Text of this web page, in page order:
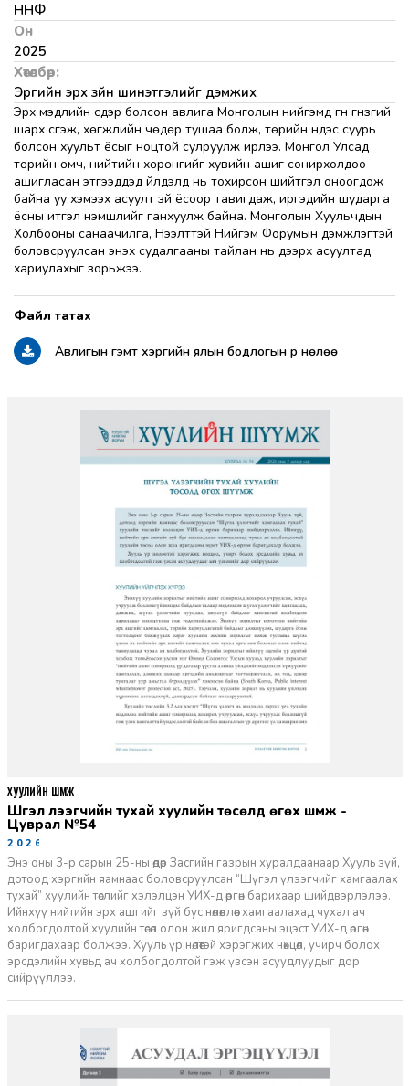
ННФ
Он
2025
Хөтөлбөр:
Эрүүгийн эрх зүйн шинэтгэлийг дэмжих
Эрх мэдлийн сүүдэр болсон авлига Монголын нийгэмд гүн гүнзгий
шарх үүсгэж, хөгжлийн чөдөр тушаа болж, төрийн үндэс суурь
болсон хуульт ёсыг ноцтой сулруулж ирлээ. Монгол Улсад
төрийн өмч, нийтийн хөрөнгийг хувийн ашиг сонирхолдоо
ашигласан этгээдүүдэд үйлдэлд нь тохирсон шийтгэл оноогдож
байна уу хэмээх асуулт зүй ёсоор тавигдаж, иргэдийн шударга
ёсны итгэл үнэмшлийг ганхуулж байна. Монголын Хуульчдын
Холбооны санаачилга, Нээлттэй Нийгэм Форумын дэмжлэгтэй
боловсруулсан энэхүү судалгааны тайлан нь дээрх асуултад
хариулахыг зорьжээ.
Авлигын гэмт хэргийн ялын бодлогын үр нөлөө
Шүгэл үлээгчийн тухай хуулийн төсөлд өгөх шүүмж -
Цуврал №54
2026-07-27
Энэ оны 3-р сарын 25-ны өдөр Засгийн газрын хуралдаанаар Хууль зүй,
дотоод хэргийн яамнаас боловсруулсан “Шүгэл үлээгчийг хамгаалах
тухай” хуулийн төслийг хэлэлцэн УИХ-д өргөн барихаар шийдвэрлэлээ.
Ийнхүү нийтийн эрх ашгийг зүй бус нөлөөллөөс хамгаалахад чухал ач
холбогдолтой хуулийн төсөл олон жил яригдсаны эцэст УИХ-д өргөн
баригдахаар болжээ. Хууль үр нөлөөтэй хэрэгжих нөхцөл, учирч болох
эрсдэлийн хувьд ач холбогдолтой гэж үзсэн асуудлуудыг дор
сийрүүллээ.
ХУУЛИЙН ШҮҮМЖ